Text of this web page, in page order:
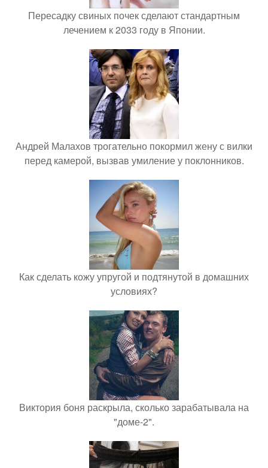
Пересадку свиных почек сделают стандартным
лечением к 2033 году в Японии.
Андрей Малахов трогательно покормил жену с вилки
перед камерой, вызвав умиление у поклонников.
Как сделать кожу упругой и подтянутой в домашних
условиях?
Виктория боня раскрыла, сколько зарабатывала на
"доме-2".